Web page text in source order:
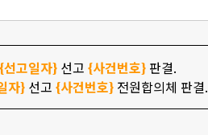
{선고일자}선고 {사건번호}판결.
자} 선고 {사건번호} 전원합의체 판결.